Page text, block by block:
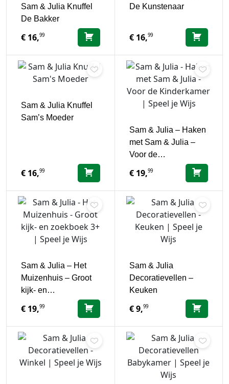
Sam & Julia Knuffel
De Bakker
€ 16,99
De Kunstenaar
€16,99
Sam & Julia Knuffel
Sam’s Moeder
€ 16,99
Sam & Julia – Haken
met Sam & Julia –
Voor de…
€19,99
Sam & Julia – Het
Muizenhuis – Groot
kijk- en…
€ 19,99
Sam & Julia
Decoratievellen –
Keuken
€9,99